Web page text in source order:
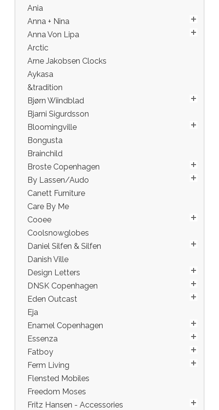
Ania
Anna + Nina
Anna Von Lipa
Arctic
Arne Jakobsen Clocks
Aykasa
&tradition
Bjørn Wiindblad
Bjarni Sigurdsson
Bloomingville
Bongusta
Brainchild
Broste Copenhagen
By Lassen/Audo
Canett Furniture
Care By Me
Cooee
Coolsnowglobes
Daniel Silfen & Silfen
Danish Ville
Design Letters
DNSK Copenhagen
Eden Outcast
Eja
Enamel Copenhagen
Essenza
Fatboy
Ferm Living
Flensted Mobiles
Freedom Moses
Fritz Hansen - Accessories